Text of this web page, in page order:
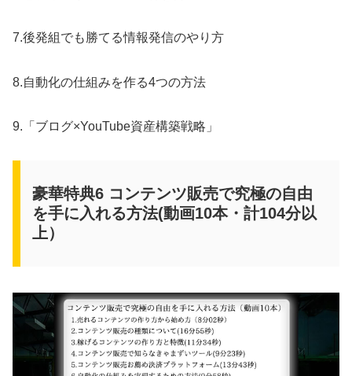
7.後発組でも勝てる情報発信のやり方
8.自動化の仕組みを作る4つの方法
9.「ブログ×YouTube資産構築戦略」
豪華特典6 コンテンツ販売で究極の自由
を手に入れる方法(動画10本・計104分以
上）